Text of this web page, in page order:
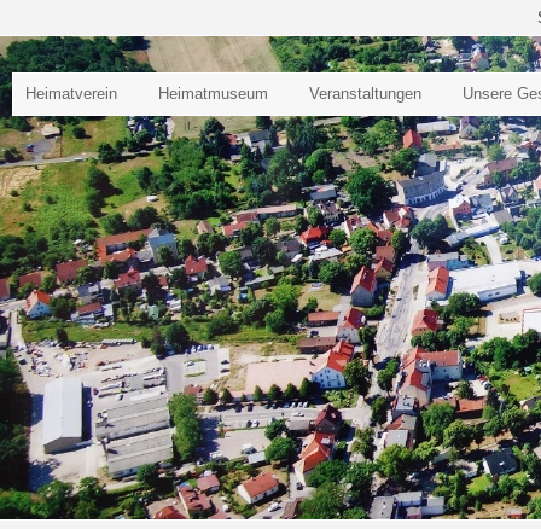
Heimatverein Heimatmuseum Veranstaltungen Unsere